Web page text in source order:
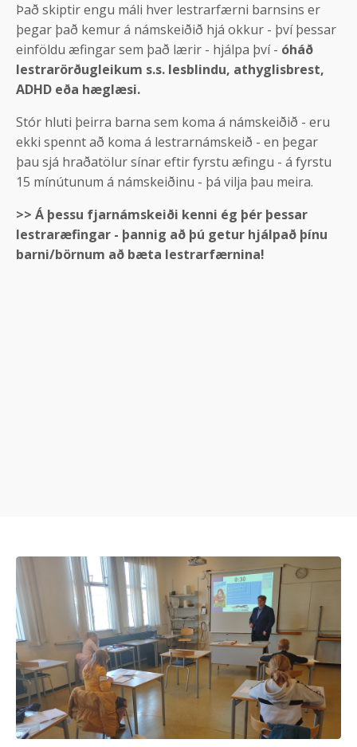
Það skiptir engu máli hver lestrarfærni barnsins er
þegar það kemur á námskeiðið hjá okkur - því þessar
einföldu æfingar sem það lærir - hjálpa því - óháð
lestrarörðugleikum s.s. lesblindu, athyglisbrest,
ADHD eða hæglæsi.
Stór hluti þeirra barna sem koma á námskeiðið - eru
ekki spennt að koma á lestrarnámskeið - en þegar
þau sjá hraðatölur sínar eftir fyrstu æfingu - á fyrstu
15 mínútunum á námskeiðinu - þá vilja þau meira.
>> Á þessu fjarnámskeiði kenni ég þér þessar
lestraræfingar - þannig að þú getur hjálpað þínu
barni/börnum að bæta lestrarfærnina!